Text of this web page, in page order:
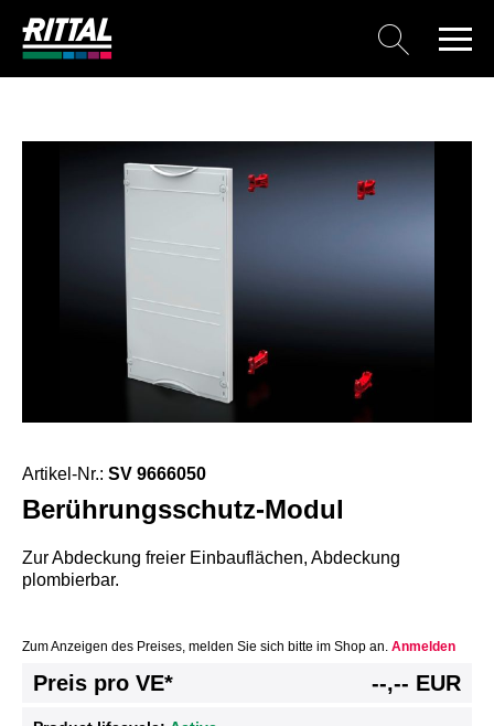
Berührungsschutz-Modul
Artikel-Nr.: SV 9666050
Zur Abdeckung freier Einbauflächen, Abdeckung
plombierbar.
Zum Anzeigen des Preises, melden Sie sich bitte im Shop an. Anmelden
Preis pro VE* --,-- EUR